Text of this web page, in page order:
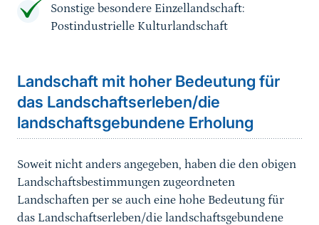
Sonstige besondere Einzellandschaft:
Postindustrielle Kulturlandschaft
Landschaft mit hoher Bedeutung für
das Landschaftserleben/die
landschaftsgebundene Erholung
Soweit nicht anders angegeben, haben die den obigen
Landschaftsbestimmungen zugeordneten
Landschaften per se auch eine hohe Bedeutung für
das Landschaftserleben/die landschaftsgebundene